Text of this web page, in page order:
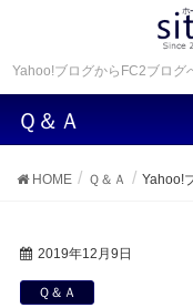
Yahoo!ブログからFC2ブログ
Ｑ＆Ａ
HOME Ｑ＆Ａ Yahoo!
2019年12月9日
Ｑ＆Ａ